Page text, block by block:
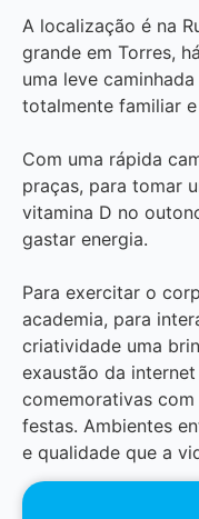
A localização é na
grande em Torres,
uma leve
totalmente familiar e
Com uma rápida
praças, para tomar
vitamina D no
gastar energia.
Para exercitar o
academia, para
criatividade uma
exaustão da
comemorativas
festas. Ambientes
e qualidade que a